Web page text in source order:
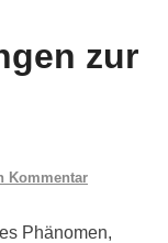
zur
Kommentar
Phänomen,